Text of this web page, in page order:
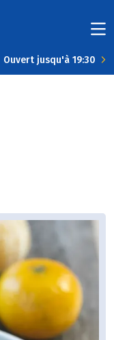
Ouvert jusqu'à 19:30